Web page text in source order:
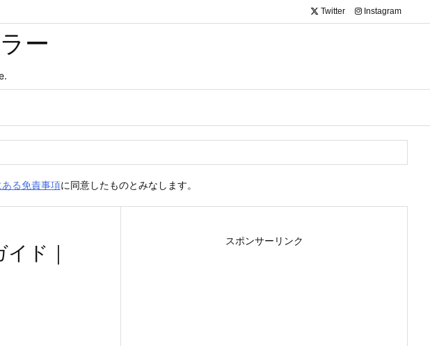
ー
Twitter Instagram
る免責事項に同意したものとみなします。
ド｜
スポンサーリンク